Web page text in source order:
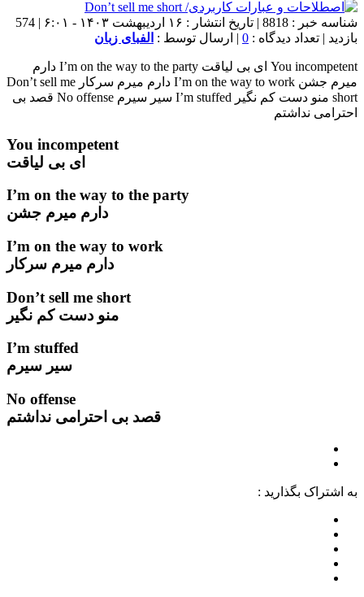
شناسه خبر : 8818 | تاریخ انتشار : ۱۶ اردیبهشت ۱۴۰۳ - ۶:۰۱ | 574
بازدید | تعداد دیدگاه : 0 | ارسال توسط : الفبای زبان
You incompetent ای بی لیاقت I’m on the way to the party دارم
میرم جشن I’m on the way to work دارم میرم سرکار Don’t sell me
short منو دست کم نگیر I’m stuffed سیر سیرم No offense قصد بی
احترامی نداشتم
You incompetent
ای بی لیاقت
I’m on the way to the party
دارم میرم جشن
I’m on the way to work
دارم میرم سرکار
Don’t sell me short
منو دست کم نگیر
I’m stuffed
سیر سیرم
No offense
قصد بی احترامی نداشتم
به اشتراک بگذارید :